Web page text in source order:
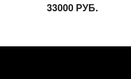
33000 РУБ.